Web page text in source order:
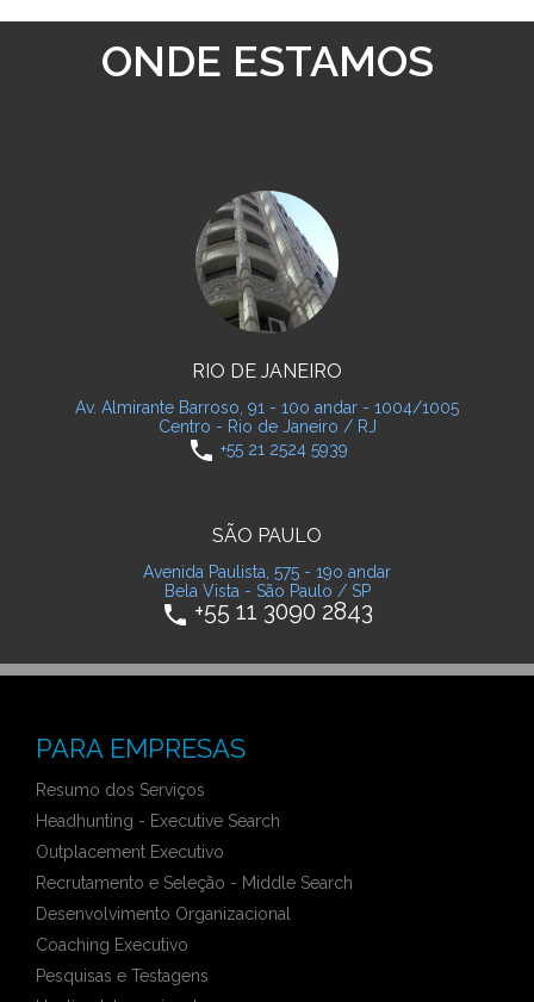
ONDE ESTAMOS
RIO DE JANEIRO
Av. Almirante Barroso, 91 - 10o andar - 1004/1005
Centro - Rio de Janeiro / RJ
phone +55 21 2524 5939
SÃO PAULO
Avenida Paulista, 575 - 19o andar
Bela Vista - São Paulo / SP
phone +55 11 3090 2843
PARA EMPRESAS
Resumo dos Serviços
Headhunting - Executive Search
Outplacement Executivo
Recrutamento e Seleção - Middle Search
Desenvolvimento Organizacional
Coaching Executivo
Pesquisas e Testagens